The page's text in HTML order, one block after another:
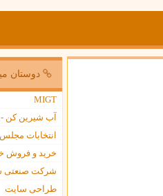
دوستان
MIGT
آب شیرین کن
انتخابات
خرید و فروش
شرکت
طراحی سایت